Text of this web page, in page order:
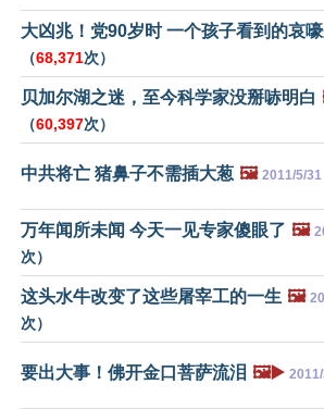
大凶兆！党90岁时 一个孩子看到的哀
（68,371次）
贝加尔湖之迷，至今科学家没掰哧明白
（60,397次）
中共将亡 猪鼻子不需插大葱 🖼️ 2011/5/31
万年闻所未闻 今天一见专家傻眼了 🖼️
次）
这头水牛改变了这些屠宰工的一生 🖼️
次）
要出大事！佛开金口菩萨流泪 🖼️▶️